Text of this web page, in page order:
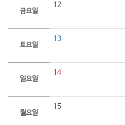
금요일
12
토요일
13
일요일
14
월요일
15